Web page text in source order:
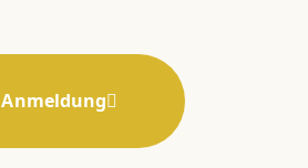
Anmeldung